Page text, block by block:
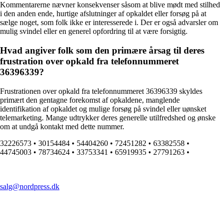
Kommentarerne nævner konsekvenser såsom at blive mødt med stilhed
i den anden ende, hurtige afslutninger af opkaldet eller forsøg på at
sælge noget, som folk ikke er interesserede i. Der er også advarsler om
mulig svindel eller en generel opfordring til at være forsigtig.
Hvad angiver folk som den primære årsag til deres
frustration over opkald fra telefonnummeret
36396339?
Frustrationen over opkald fra telefonnummeret 36396339 skyldes
primært den gentagne forekomst af opkaldene, manglende
identifikation af opkaldet og mulige forsøg på svindel eller uønsket
telemarketing. Mange udtrykker deres generelle utilfredshed og ønske
om at undgå kontakt med dette nummer.
32226573 • 30154484 • 54404260 • 72451282 • 63382558 •
44745003 • 78734624 • 33753341 • 65919935 • 27791263 •
salg@nordpress.dk